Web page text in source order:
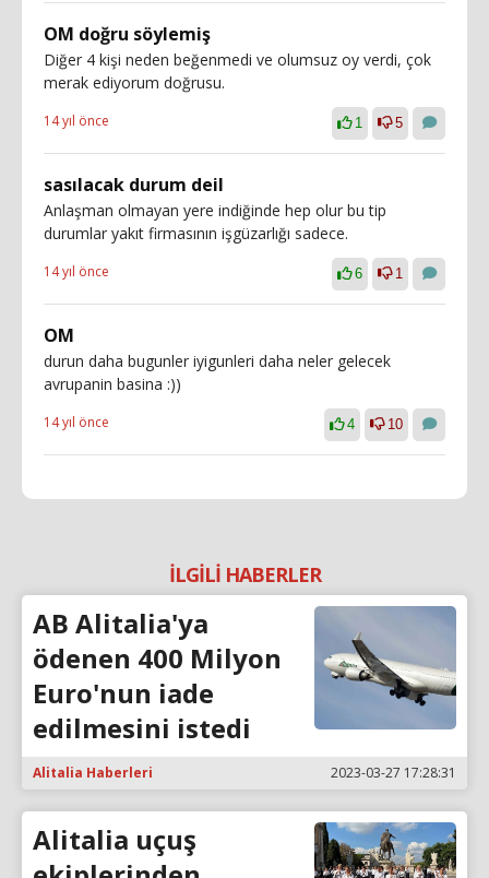
OM doğru söylemiş
Diğer 4 kişi neden beğenmedi ve olumsuz oy verdi, çok
merak ediyorum doğrusu.
14 yıl önce 1 5
sasılacak durum deil
Anlaşman olmayan yere indiğinde hep olur bu tip
durumlar yakıt firmasının işgüzarlığı sadece.
14 yıl önce 6 1
OM
durun daha bugunler iyigunleri daha neler gelecek
avrupanin basina :))
14 yıl önce 4 10
İLGİLİ HABERLER
AB Alitalia'ya
ödenen 400 Milyon
Euro'nun iade
edilmesini istedi
Alitalia Haberleri 2023-03-27 17:28:31
Alitalia uçuş